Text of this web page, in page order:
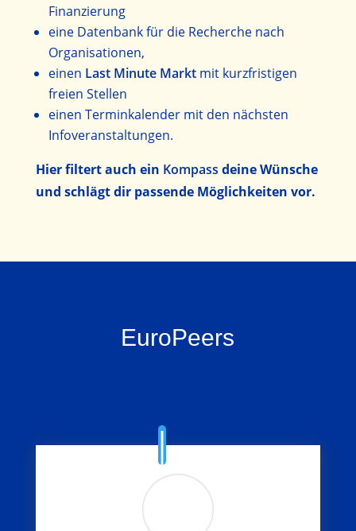
Finanzierung
eine Datenbank für die Recherche nach
Organisationen,
einen Last Minute Marktmit kurzfristigen
freien Stellen
einen Terminkalender mit den nächsten
Infoveranstaltungen.
Hier filtert auch ein Kompass deine Wünsche
und schlägt dir passende Möglichkeiten vor.
EuroPeers